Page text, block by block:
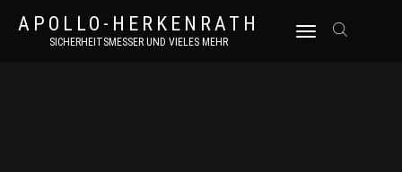
APOLLO-HERKENRATH
SICHERHEITSMESSER UND VIELES MEHR
NAVIGATION